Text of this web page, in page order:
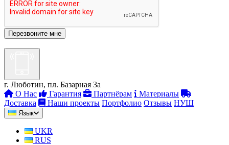
г. Люботин, пл. Базарная 3а
О Нас
Гарантия Партнёрам
Материалы
Доставка
Наши проекты Портфолио Отзывы НУШ
Язык
UKR
RUS